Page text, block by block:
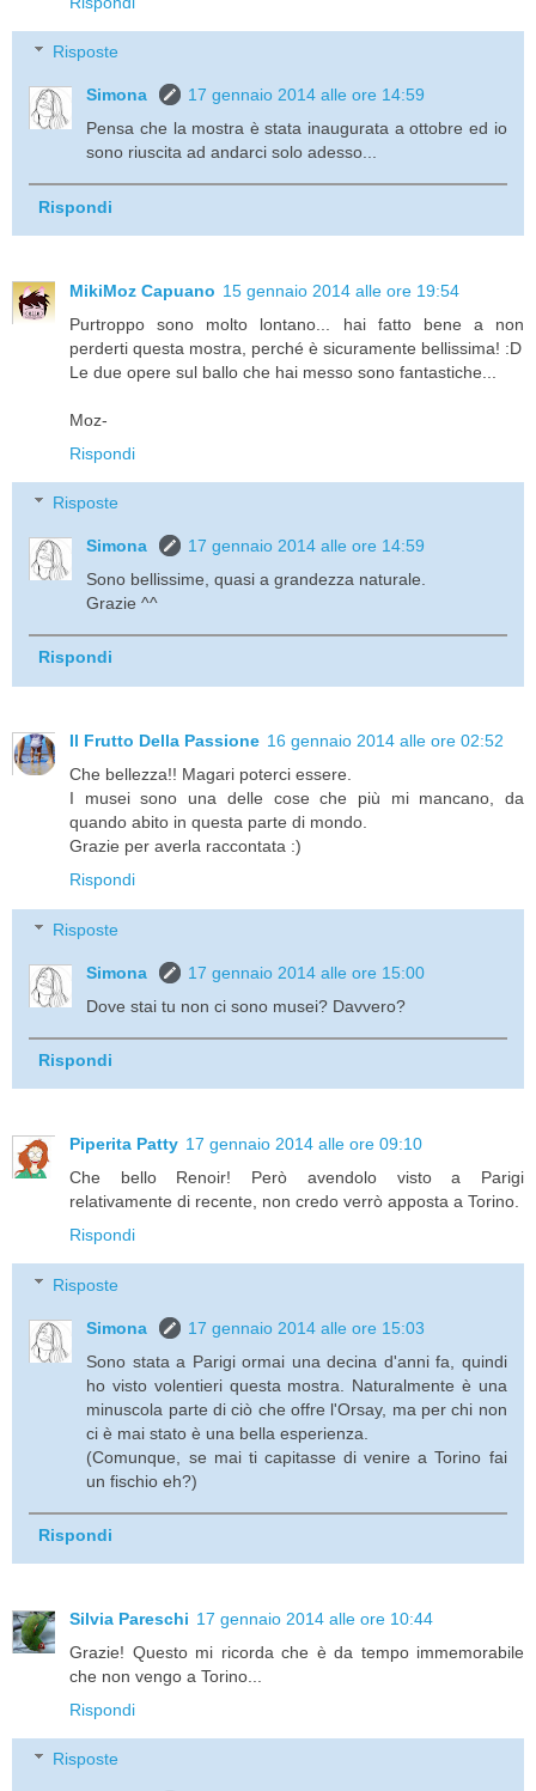
Risposte
Simona
17 gennaio 2014 alle ore 14:59
Pensa che la mostra è stata inaugurata a ottobre ed io
sono riuscita ad andarci solo adesso...
Rispondi
MikiMoz Capuano 15 gennaio 2014 alle ore 19:54
Purtroppo sono molto lontano... hai fatto bene a non
perderti questa mostra, perché è sicuramente bellissima! :D
Le due opere sul ballo che hai messo sono fantastiche...
Moz-
Rispondi
Risposte
Simona
17 gennaio 2014 alle ore 14:59
Sono bellissime, quasi a grandezza naturale.
Grazie ^^
Rispondi
Il Frutto Della Passione 16 gennaio 2014 alle ore 02:52
Che bellezza!! Magari poterci essere.
I musei sono una delle cose che più mi mancano, da
quando abito in questa parte di mondo.
Grazie per averla raccontata :)
Rispondi
Risposte
Simona
17 gennaio 2014 alle ore 15:00
Dove stai tu non ci sono musei? Davvero?
Rispondi
Piperita Patty 17 gennaio 2014 alle ore 09:10
Che bello Renoir! Però avendolo visto a Parigi
relativamente di recente, non credo verrò apposta a Torino.
Rispondi
Risposte
Simona
17 gennaio 2014 alle ore 15:03
Sono stata a Parigi ormai una decina d'anni fa, quindi
ho visto volentieri questa mostra. Naturalmente è una
minuscola parte di ciò che offre l'Orsay, ma per chi non
ci è mai stato è una bella esperienza.
(Comunque, se mai ti capitasse di venire a Torino fai
un fischio eh?)
Rispondi
Silvia Pareschi 17 gennaio 2014 alle ore 10:44
Grazie! Questo mi ricorda che è da tempo immemorabile
che non vengo a Torino...
Rispondi
Risposte